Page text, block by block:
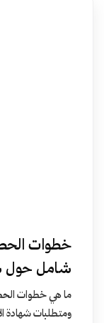
شامل حول
ومتطلبات شهادة